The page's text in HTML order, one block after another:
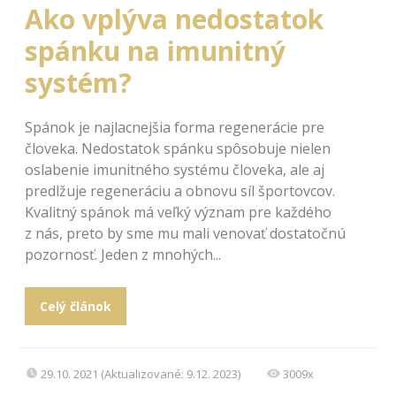
Ako vplýva nedostatok
spánku na imunitný
systém?
Spánok je najlacnejšia forma regenerácie pre
človeka. Nedostatok spánku spôsobuje nielen
oslabenie imunitného systému človeka, ale aj
predlžuje regeneráciu a obnovu síl športovcov.
Kvalitný spánok má veľký význam pre každého
z nás, preto by sme mu mali venovať dostatočnú
pozornosť. Jeden z mnohých...
Celý článok
29.10. 2021 (Aktualizované: 9.12. 2023) 3009x